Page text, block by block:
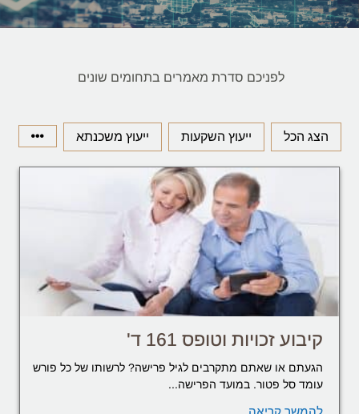
לפניכם סדרת מאמרים בתחומים שונים
הצג הכל ייעוץ השקעות ייעוץ משכנתא
קיבוע זכויות וטופס 161 ד'
הגעתם או שאתם מתקרבים לגיל פרישה? לרשותו של כל פורש
עומד סל פטור. במועד הפרישה...
להמשך קריאה